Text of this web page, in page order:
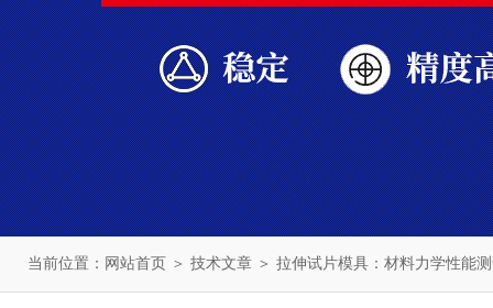
当前位置： 网站首页 ＞ 技术文章 ＞ 拉伸试片模具：材料力学性能